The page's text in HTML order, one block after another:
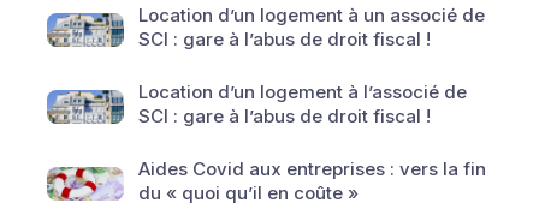
Location d’un logement à un associé de
SCI : gare à l’abus de droit fiscal !
Location d’un logement à l’associé de
SCI : gare à l’abus de droit fiscal !
Aides Covid aux entreprises : vers la fin
du « quoi qu’il en coûte »